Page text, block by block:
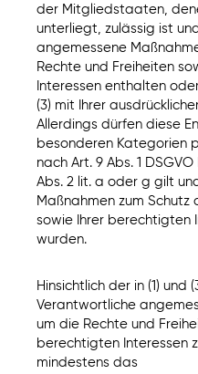
der Mitgliedstaaten,
unterliegt, zulässig ist
angemessene
Rechte und Freiheiten
Interessen enthalten
(3) mit Ihrer
Allerdings dürfen diese
besonderen Kategorien
nach Art. 9 Abs. 1
Abs. 2 lit. a oder g gilt
Maßnahmen zum Schutz
sowie Ihrer berechtigten
wurden.
Hinsichtlich der in (1)
Verantwortliche
um die Rechte und
berechtigten Interessen
mindestens das